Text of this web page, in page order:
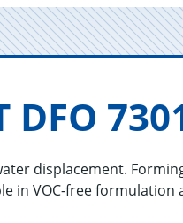
DFO
displacement.
in VOC-free formulation